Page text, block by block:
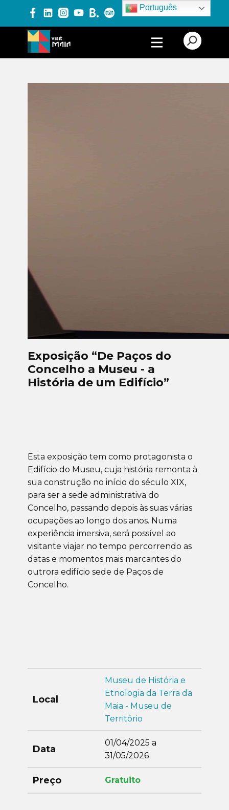
Português
PRODUTOS E SERVIÇOS
Exposição “De Paços do
Concelho a Museu - a
História de um Edifício”
Esta exposição tem como protagonista o
Edifício do Museu, cuja história remonta à
sua construção no início do século XIX,
para ser a sede administrativa do
Concelho, passando depois às suas várias
ocupações ao longo dos anos. Numa
experiência imersiva, será possível ao
visitante viajar no tempo percorrendo as
datas e momentos mais marcantes do
outrora edifício sede de Paços de
Concelho.
Local
Museu de História e
Etnologia da Terra da
Maia - Museu de
Território
Data
01/04/2025 a
31/05/2026
Preço Gratuito